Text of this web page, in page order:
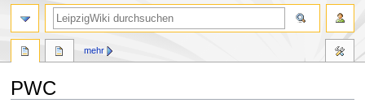
PWC
mehr